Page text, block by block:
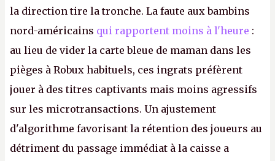
la direction tire la tronche. La faute aux bambins
nord-américains qui rapportent moins à l'heure :
au lieu de vider la carte bleue de maman dans les
pièges à Robux habituels, ces ingrats préfèrent
jouer à des titres captivants mais moins agressifs
sur les microtransactions. Un ajustement
d'algorithme favorisant la rétention des joueurs au
détriment du passage immédiat à la caisse a